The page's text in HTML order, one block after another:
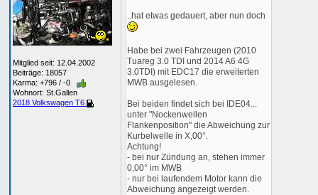
Mitglied seit: 12.04.2002
Beiträge: 18057
Karma: +796 / -0
Wohnort: St.Gallen
2018 Volkswagen T6
..hat etwas gedauert, aber nun doch
Habe bei zwei Fahrzeugen (2010
Tuareg 3.0 TDI und 2014 A6 4G
3.0TDI) mit EDC17 die erweiterten
MWB ausgelesen.
Bei beiden findet sich bei IDE04...
unter "Nockenwellen
Flankenposition" die Abweichung zur
Kurbelwelle in X,00°.
Achtung!
- bei nur Zündung an, stehen immer
0,00° im MWB
- nur bei laufendem Motor kann die
Abweichung angezeigt werden.